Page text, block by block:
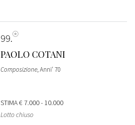
99
PAOLO COTANI
Composizione, Anni' 70
STIMA€ 7.000 - 10.000
Lotto chiuso